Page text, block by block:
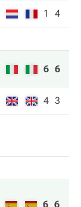
1 4
6 6
4 3
6 6